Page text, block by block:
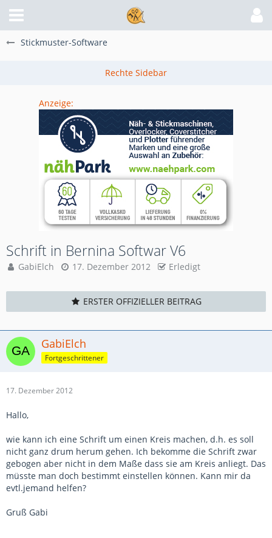
Stickmuster-Software
Anzeige:
Schrift in Bernina Softwar V6
GabiElch 17. Dezember 2012 Erledigt
ERSTER OFFIZIELLER BEITRAG
GabiElch
Fortgeschrittener
17. Dezember 2012
Hallo,
wie kann ich eine Schrift um einen Kreis machen, d.h. es soll
nicht ganz drum herum gehen. Ich bekomme die Schrift zwar
gebogen aber nicht in dem Maße dass sie am Kreis anliegt. Das
müsste man doch bestimmt einstellen können. Kann mir da
evtl.jemand helfen?
Gruß Gabi